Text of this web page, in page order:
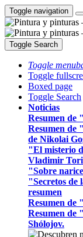
Toggle navigation
Toggle Search
Toggle
Toggle
Boxed page
Toggle Search
Noticias
Resumen de
Resumen de
de Nikolai
"El misterio
Vladimir
"Sobre
"Secretos
resumen
Resumen
Resumen de
Shólojov.